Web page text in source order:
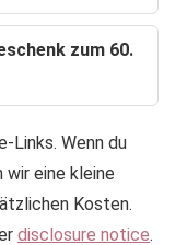
zum 60.
Links. Wenn du
eine kleine
Kosten.
disclosure notice.